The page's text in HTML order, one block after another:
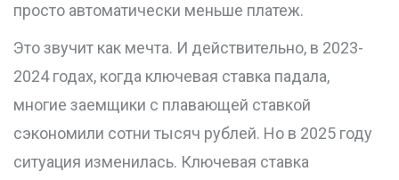
просто автоматически меньше платеж.
Это звучит как мечта. И действительно, в 2023-
2024 годах, когда ключевая ставка падала,
многие заемщики с плавающей ставкой
сэкономили сотни тысяч рублей. Но в 2025 году
ситуация изменилась. Ключевая ставка